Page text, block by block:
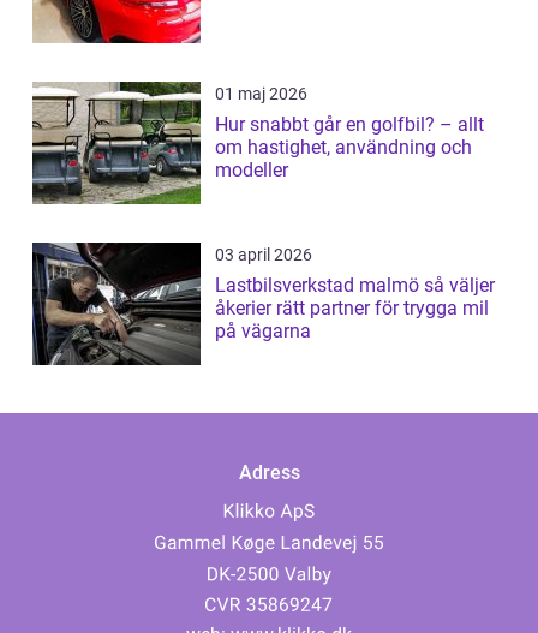
01 maj 2026
Hur snabbt går en golfbil? – allt
om hastighet, användning och
modeller
03 april 2026
Lastbilsverkstad malmö så väljer
åkerier rätt partner för trygga mil
på vägarna
Adress